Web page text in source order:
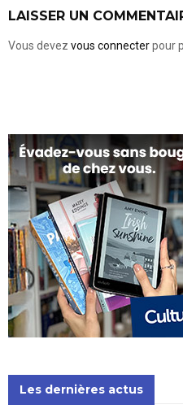
LAISSER UN
Vous devez vous connecterpour
Les dernières actus